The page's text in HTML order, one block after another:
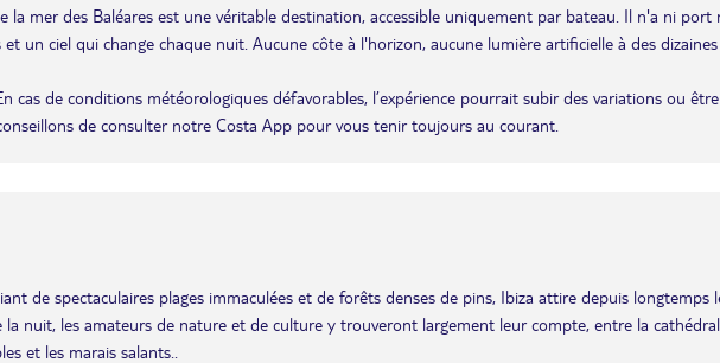
la mer des Baléares est une véritable destination, accessible uniquement par bateau. Il n'a ni port
un ciel qui change chaque nuit. Aucune côte à l'horizon, aucune lumière artificielle à des
cas de conditions météorologiques défavorables, l’expérience pourrait subir des variations ou être
de consulter notre Costa App pour vous tenir toujours au courant.
de spectaculaires plages immaculées et de forêts denses de pins, Ibiza attire depuis longtemps
nuit, les amateurs de nature et de culture y trouveront largement leur compte, entre la
et les marais salants..